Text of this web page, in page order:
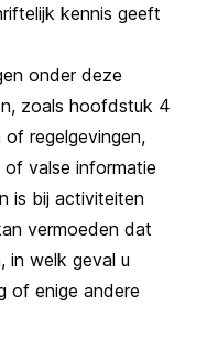
kennis geeft
onder deze
zoals hoofdstuk 4
regelgevingen,
valse informatie
is bij activiteiten
vermoeden dat
in welk geval u
of enige andere